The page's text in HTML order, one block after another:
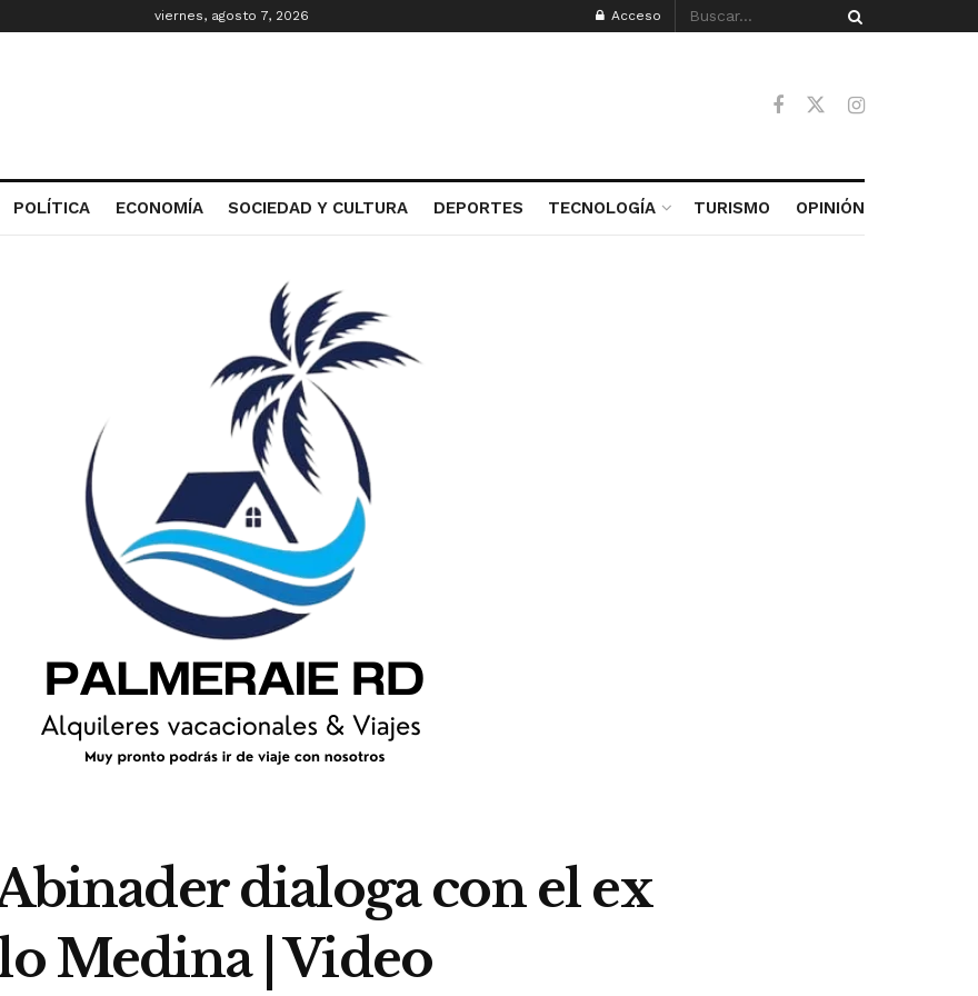
viernes, agosto 7, 2026 Acceso
POLÍTICA ECONOMÍA SOCIEDAD Y CULTURA DEPORTES TECNOLOGÍA TURISMO OPINIÓN
dialoga con el ex
Medina | Video